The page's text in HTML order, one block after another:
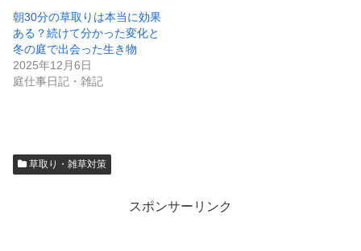
朝30分の草取りは本当に効果
ある？続けて分かった変化と
冬の庭で出会った生き物
2025年12月6日
庭仕事日記・雑記
草取り・雑草対策
スポンサーリンク